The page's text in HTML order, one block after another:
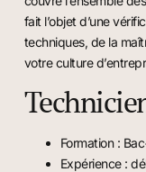
fait l’objet d’une
techniques, de la
votre culture
Formation :
Expérience :